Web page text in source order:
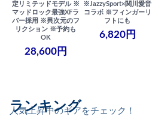
定リミテッドモデル ※
マッドロック最強XFラ
バー採用 ※異次元のフ
リクション ※予約も
OK
28,600円
※JazzySport×関川愛音
コラボ ※フィンガーリ
フトにも
6,820円
人気上昇中のギアをチェック！
ランキング